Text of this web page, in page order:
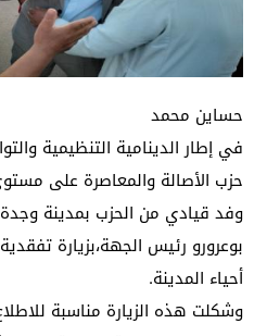
حساين محمد
في إطار الدينامية التنظيمية
حزب الأصالة والمعاصرة على
وفد قيادي من الحزب بمدينة
بوعرورو رئيس الجهة،بزيارة
أحياء المدينة.
وشكلت هذه الزيارة مناسبة